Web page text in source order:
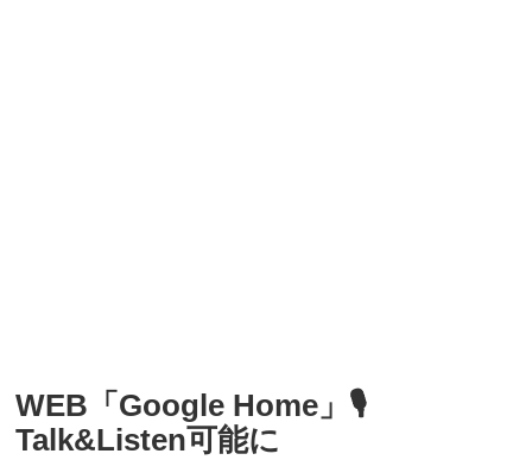
WEB「Google Home」🎙
Talk&Listen可能に